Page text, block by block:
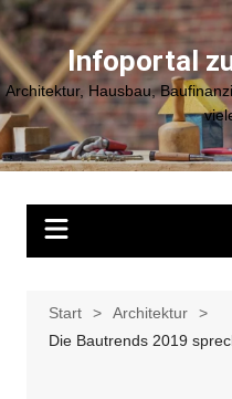
Zum
Inhalt
springenInfoportal
Architektur, Hausbau,
Start
Architektur
Die Bautrends 2019